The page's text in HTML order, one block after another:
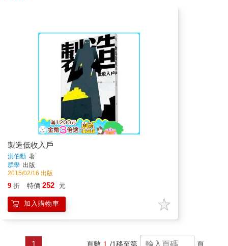
製造低收入戶
洪伯勳 著
群學 出版
2015/02/16 出版
9 折 特價 252 元
加入購物車
1 頁數 1 /1移至第 頁